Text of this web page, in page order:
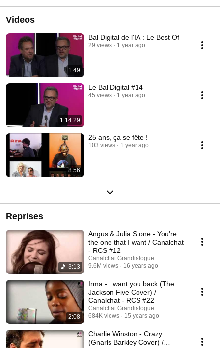
Videos
1:49
Bal Digital de l'IA : Le Best Of
29 views 1 year ago
1:14:29
Le Bal Digital #14
45 views 1 year ago
8:56
25 ans, ça se fête !
103 views 1 year ago
Reprises
3:13
Angus & Julia Stone - You're
the one that I want / Canalchat
- RCS #12
Canalchat Grandialogue
9.6M views
16 years ago
2:08
Irma - I want you back (The
Jackson Five Cover) /
Canalchat - RCS #22
Canalchat Grandialogue
684K views
15 years ago
Charlie Winston - Crazy
(Gnarls Barkley Cover) /